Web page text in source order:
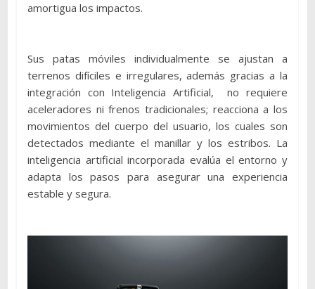
amortigua los impactos.
Sus patas móviles individualmente se ajustan a
terrenos difíciles e irregulares, además gracias a la
integración con Inteligencia Artificial, no requiere
aceleradores ni frenos tradicionales; reacciona a los
movimientos del cuerpo del usuario, los cuales son
detectados mediante el manillar y los estribos. La
inteligencia artificial incorporada evalúa el entorno y
adapta los pasos para asegurar una experiencia
estable y segura.